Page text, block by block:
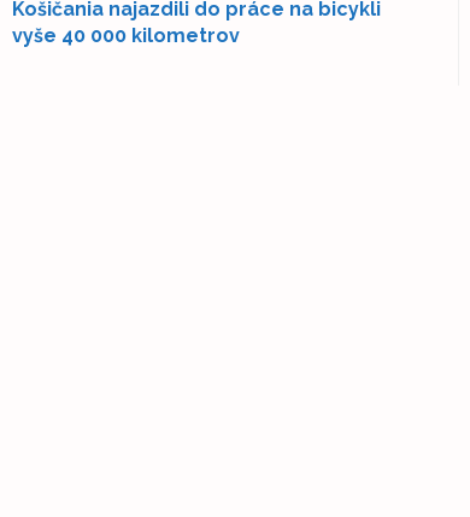
Košičania najazdili do práce na bicykli
vyše 40 000 kilometrov